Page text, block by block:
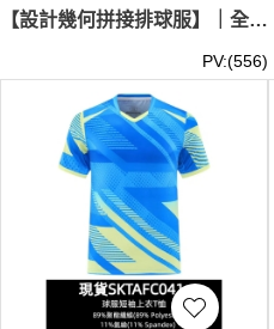
【設計幾何拼接排球服】｜全身訂做撞色棒球服｜V型領口剪裁｜前胸LOGO標誌｜兩側白色裁片｜現貨主推｜排球服公司 SKTAFC043-FCLQF-2504263
PV:(556)